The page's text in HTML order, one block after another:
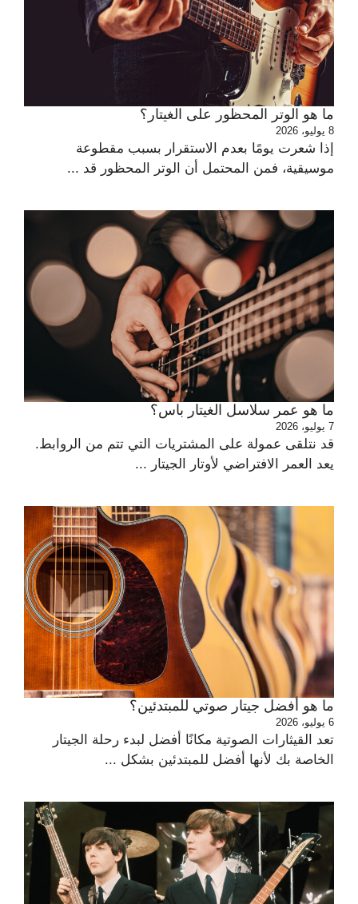
ما هو الوتر المحظور على الغيتار؟
8 يوليو، 2026
إذا شعرت يومًا بعدم الاستقرار بسبب مقطوعة
موسيقية، فمن المحتمل أن الوتر المحظور قد ...
ما هو عمر سلاسل الغيتار باس؟
7 يوليو، 2026
قد نتلقى عمولة على المشتريات التي تتم من الروابط.
يعد العمر الافتراضي لأوتار الجيتار ...
ما هو أفضل جيتار صوتي للمبتدئين؟
6 يوليو، 2026
تعد القيثارات الصوتية مكانًا أفضل لبدء رحلة الجيتار
الخاصة بك لأنها أفضل للمبتدئين بشكل ...